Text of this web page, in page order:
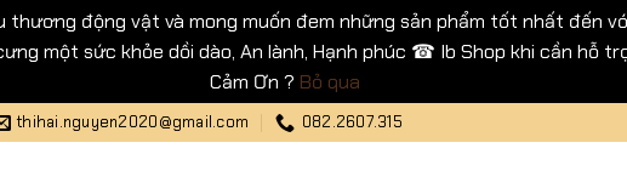
động vật và mong muốn đem những sản phẩm tốt nhất đến
một sức khỏe dồi dào, An lành, Hạnh phúc ☎ Ib Shop khi cần hỗ
Cảm Ơn ? Bỏ qua
thihai.nguyen2020@gmail.com 082.2607.315